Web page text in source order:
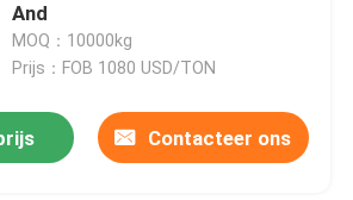
And
MOQ：10000kg
Prijs：FOB 1080 USD/TON
Contacteer ons